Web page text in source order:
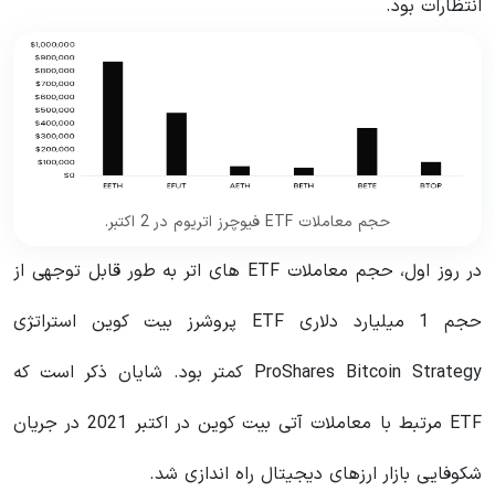
انتظارات بود.
حجم معاملات ETF فیوچرز اتریوم در 2 اکتبر.
در روز اول، حجم معاملات ETF های اتر به طور قابل توجهی از
حجم 1 میلیارد دلاری ETF پروشرز بیت کوین استراتژی
ProShares Bitcoin Strategy کمتر بود. شایان ذکر است که
ETF مرتبط با معاملات آتی بیت کوین در اکتبر 2021 در جریان
شکوفایی بازار ارزهای دیجیتال راه اندازی شد.